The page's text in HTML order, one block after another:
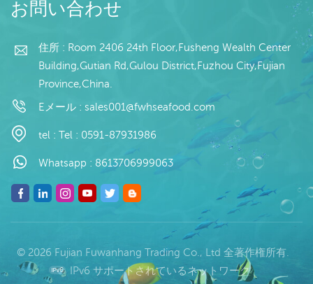
お問い合わせ
住所 : Room 2406 24th Floor,Fusheng Wealth Center
Building,Gutian Rd,Gulou District,Fuzhou City,Fujian
Province,China.
Eメール : sales001@fwhseafood.com
tel : Tel : 0591-87931986
Whatsapp : 8613706999063
© 2026 Fujian Fuwanhang Trading Co., Ltd 全著作権所有.
IPv6 サポートされているネットワーク